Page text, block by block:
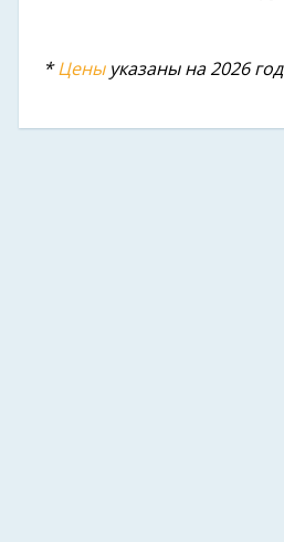
* Ценыуказаны на 2026 год